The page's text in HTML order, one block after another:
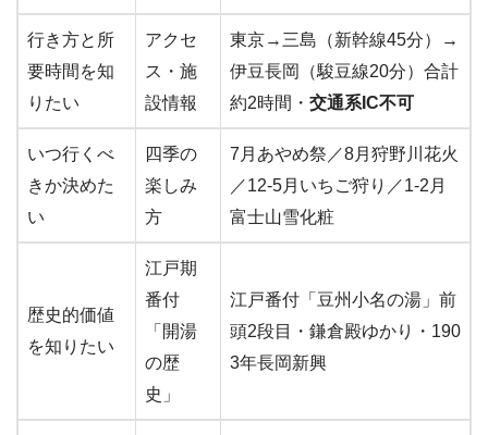
行き方と所
要時間を知
りたい
アクセ
ス・施
設情報
東京→三島（新幹線45分）→
伊豆長岡（駿豆線20分）合計
約2時間・ 交通系IC不可
いつ行くべ
きか決めた
い
四季の
楽しみ
方
7月あやめ祭／8月狩野川花火
／12-5月いちご狩り／1-2月
富士山雪化粧
歴史的価値
を知りたい
江戸期
番付
「開湯
の歴
史」
江戸番付「豆州小名の湯」前
頭2段目・鎌倉殿ゆかり・190
3年長岡新興